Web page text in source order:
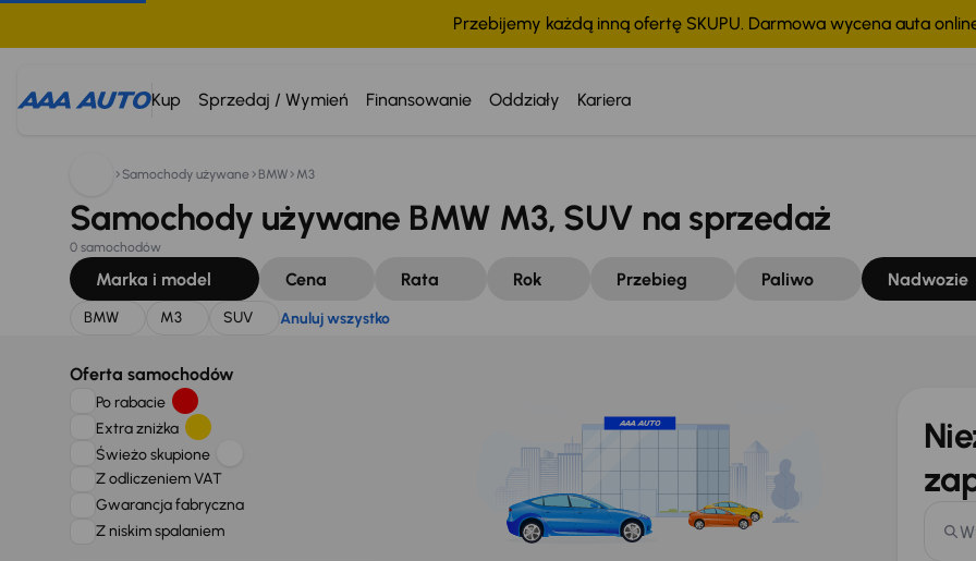
Przebijemy każdą inną ofertę SKUPU. Darmowa wycena auta
Kup Sprzedaj / Wymień Finansowanie Oddziały Kariera
Szukam: Anuluj wszystko
Samochody używane BMW M3
Samochody używane BMW M3, SUV na sprzedaż
0 samochodów
Marka i model Cena Rata Rok Przebieg Paliwo Nadwozie
BMW M3 SUV Anuluj wszystko
Oferta samochodów
Po rabacie
Extra zniżka
Świeżo skupione
Z odliczeniem VAT
Gwarancja fabryczna
Z niskim spalaniem